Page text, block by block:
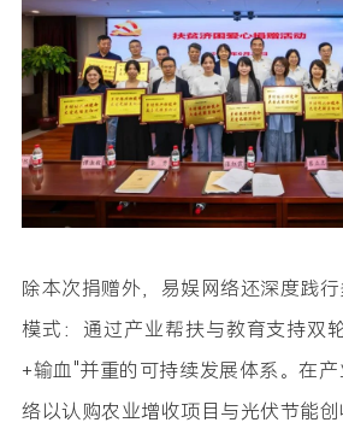
除本次捐赠外，易娱网络还深度践
模式：通过产业帮扶与教育支持双
+输血"并重的可持续发展体系。在
络以认购农业增收项目与光伏节能